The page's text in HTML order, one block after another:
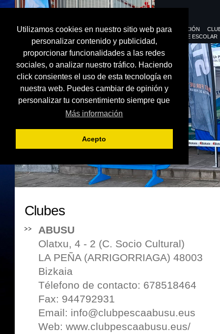
Utilizamos cookies en nuestro sitio web para
personalizar contenido y publicidad,
proporcionar funcionalidades a las redes
sociales, o analizar nuestro tráfico. Haciendo
click consientes el uso de esta tecnología en
nuestra web. Puedes cambiar de opinión y
personalizar tu consentimiento siempre que
Más información
Acepto
FEDERACIÓN
DEPORTE ESCOLAR
Clubes
ABUSU
Olatxu, 4 - 2 (C. Socio Cultural)
LA PEÑA (ARRIGORRIAGA) 48003
Bizkaia
Télefono de contacto: 678518464
Fax: 944792931
Email: info@clubpescaabusu.eus
Web: www.clubpescaabusu.eus/